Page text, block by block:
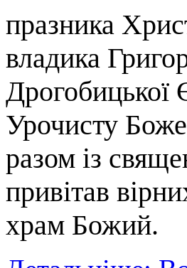
празника
владика
Урочисту
разом із
привітав
храм Божий.